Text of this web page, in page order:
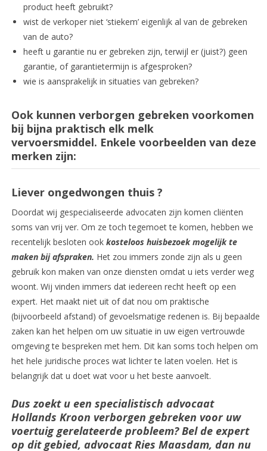
product heeft gebruikt?
wist de verkoper niet ‘stiekem’ eigenlijk al van de gebreken
van de auto?
heeft u garantie nu er gebreken zijn, terwijl er (juist?) geen
garantie, of garantietermijn is afgesproken?
wie is aansprakelijk in situaties van gebreken?
Ook kunnen verborgen gebreken voorkomen
bij bijna praktisch elk melk
vervoersmiddel. Enkele voorbeelden van deze
merken zijn:
Liever ongedwongen thuis ?
Doordat wij gespecialiseerde advocaten zijn komen cliënten
soms van vrij ver. Om ze toch tegemoet te komen, hebben we
recentelijk besloten ookkosteloos huisbezoek mogelijk te
maken bij afspraken. Het zou immers zonde zijn als u geen
gebruik kon maken van onze diensten omdat u iets verder weg
woont. Wij vinden immers dat iedereen recht heeft op een
expert. Het maakt niet uit of dat nou om praktische
(bijvoorbeeld afstand) of gevoelsmatige redenen is. Bij bepaalde
zaken kan het helpen om uw situatie in uw eigen vertrouwde
omgeving te bespreken met hem. Dit kan soms toch helpen om
het hele juridische proces wat lichter te laten voelen. Het is
belangrijk dat u doet wat voor u het beste aanvoelt.
Dus zoekt u een specialistisch advocaat
Hollands Kroon verborgen gebreken voor uw
voertuig gerelateerde probleem? Bel de expert
op dit gebied, advocaat Ries Maasdam, dan nu